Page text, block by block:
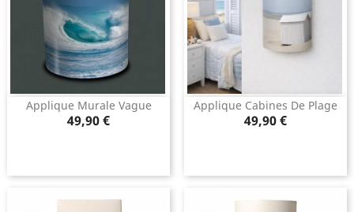
Applique Murale Vague
Prix
49,90 €
Applique Cabines De Plage
Prix
49,90 €